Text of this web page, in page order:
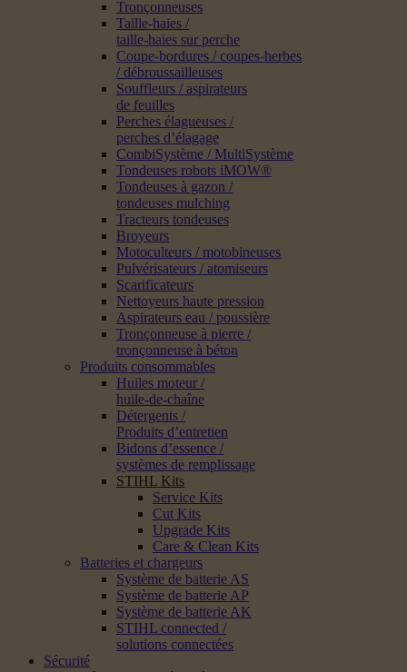
Tronçonneuses
Taille-haies /
taille-haies sur perche
Coupe-bordures / coupes-herbes
/ débroussailleuses
Souffleurs / aspirateurs
de feuilles
Perches élagueuses /
perches d’élagage
CombiSystème / MultiSystème
Tondeuses robots iMOW®
Tondeuses à gazon /
tondeuses mulching
Tracteurs tondeuses
Broyeurs
Motoculteurs / motobineuses
Pulvérisateurs / atomiseurs
Scarificateurs
Nettoyeurs haute pression
Aspirateurs eau / poussière
Tronçonneuse à pierre /
tronçonneuse à béton
Produits consommables
Huiles moteur /
huile-de-chaîne
Détergents /
Produits d’entretien
Bidons d’essence /
systèmes de remplissage
STIHL Kits
Service Kits
Cut Kits
Upgrade Kits
Care & Clean Kits
Batteries et chargeurs
Système de batterie AS
Système de batterie AP
Système de batterie AK
STIHL connected /
solutions connectées
Sécurité